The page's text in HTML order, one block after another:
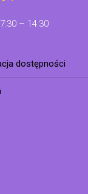
– 14:30
dostępności